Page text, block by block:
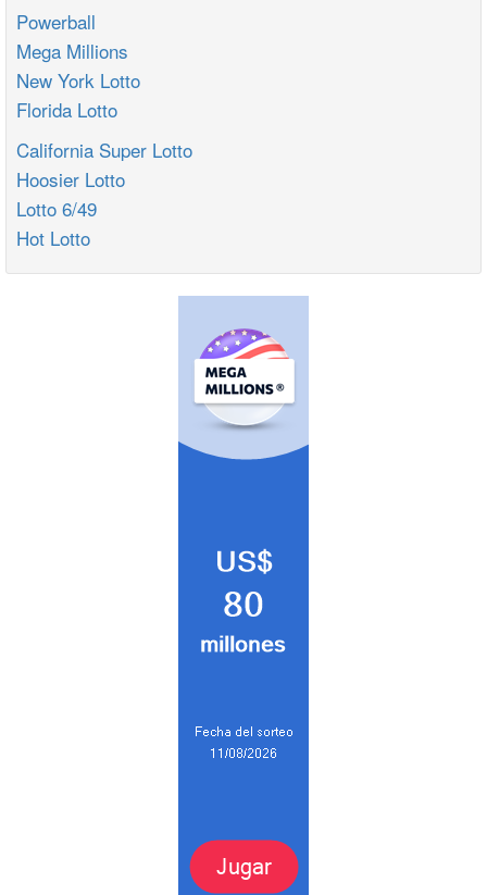
Powerball
Mega Millions
New York Lotto
Florida Lotto
California Super Lotto
Hoosier Lotto
Lotto 6/49
Hot Lotto